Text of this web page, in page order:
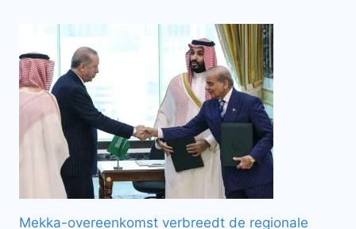
Mekka-overeenkomst verbreedt de regionale